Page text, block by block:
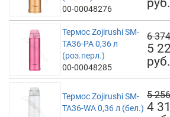
00-00048276
руб.
Термос Zojirushi SM-
TA36-PA 0,36 л
(роз.перл.)
00-00048285
6
5
руб.
Термос Zojirushi SM-
TA36-WA 0,36 л (бел.)
5
4